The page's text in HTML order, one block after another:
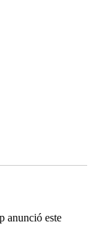
anunció este